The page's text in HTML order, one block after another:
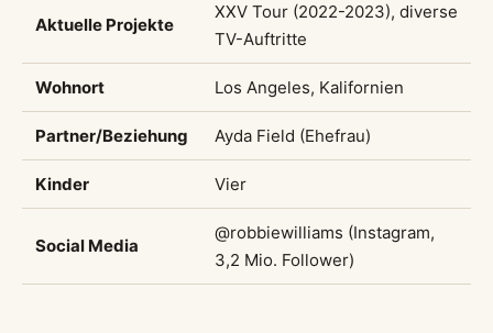
Aktuelle Projekte
XXV Tour (2022-2023), diverse
TV-Auftritte
Wohnort Los Angeles, Kalifornien
Partner/Beziehung Ayda Field (Ehefrau)
Kinder Vier
Social Media
@robbiewilliams (Instagram,
3,2 Mio. Follower)